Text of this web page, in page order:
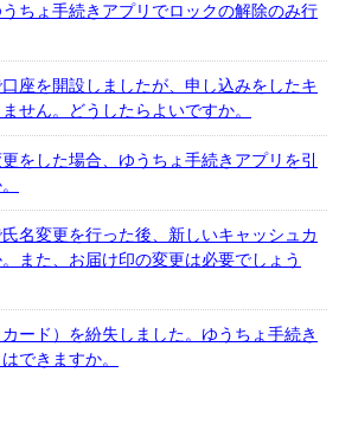
ちょ手続きアプリでロックの解除のみ行
座を開設しましたが、申し込みをしたキ
せん。どうしたらよいですか。
をした場合、ゆうちょ手続きアプリを引
名変更を行った後、新しいキャッシュカ
また、お届け印の変更は必要でしょう
ード）を紛失しました。ゆうちょ手続き
できますか。